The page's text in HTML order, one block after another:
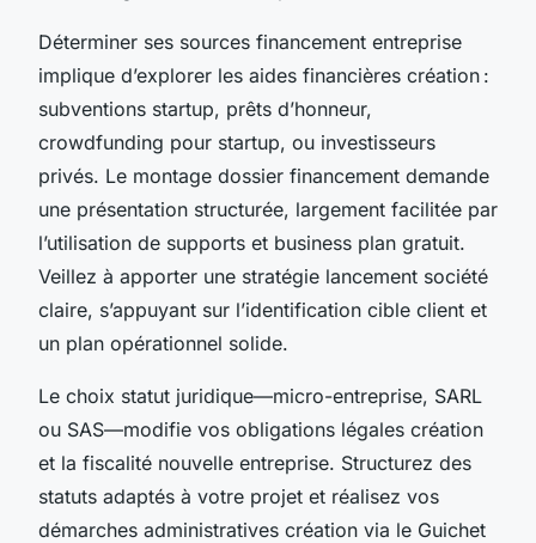
Déterminer ses sources financement entreprise
implique d’explorer les aides financières création :
subventions startup, prêts d’honneur,
crowdfunding pour startup, ou investisseurs
privés. Le montage dossier financement demande
une présentation structurée, largement facilitée par
l’utilisation de supports et business plan gratuit.
Veillez à apporter une stratégie lancement société
claire, s’appuyant sur l’identification cible client et
un plan opérationnel solide.
Le choix statut juridique—micro-entreprise, SARL
ou SAS—modifie vos obligations légales création
et la fiscalité nouvelle entreprise. Structurez des
statuts adaptés à votre projet et réalisez vos
démarches administratives création via le Guichet